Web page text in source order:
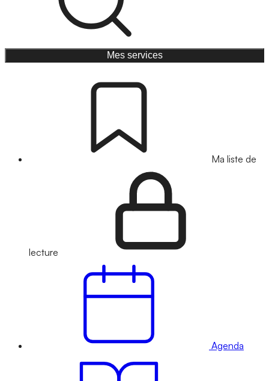
Mes services
Ma liste de
lecture
Agenda